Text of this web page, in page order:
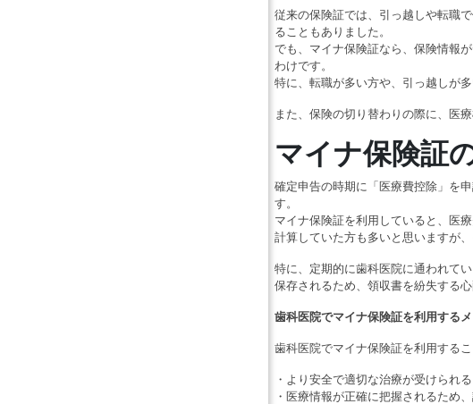
従来の保険証では、引っ越しや転職
ることもありました。
でも、マイナ保険証なら、保険情報
わけです。
特に、転職が多い方や、引っ越しが
また、保険の切り替わりの際に、医
マイナ保険証
確定申告の時期に「医療費控除」を
す。
マイナ保険証を利用していると、医
計算していた方も多いと思いますが
特に、定期的に歯科医院に通われて
保存されるため、領収書を紛失する心
歯科医院でマイナ保険証を利用する
歯科医院でマイナ保険証を利用する
・より安全で適切な治療が受けられる
・医療情報が正確に把握されるため